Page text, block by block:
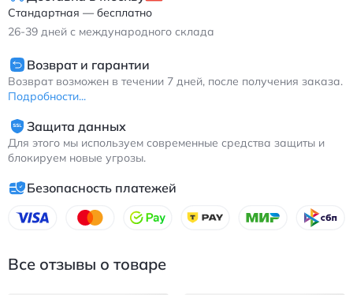
Стандартная — бесплатно
26-39 дней с международного склада
Возврат и гарантии
Возврат возможен в течении 7 дней, после получения заказа.
Подробности...
Защита данных
Для этого мы используем современные средства защиты и
блокируем новые угрозы.
Безопасность платежей
Все отзывы о товаре